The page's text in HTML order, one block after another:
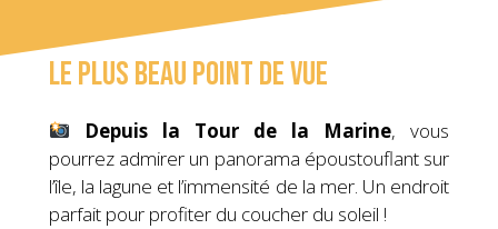
Le plus beau point de vue
Depuis la Tour de la Marine, vous
pourrez admirer un panorama époustouflant sur
l’île, la lagune et l’immensité de la mer. Un endroit
parfait pour profiter du coucher du soleil !